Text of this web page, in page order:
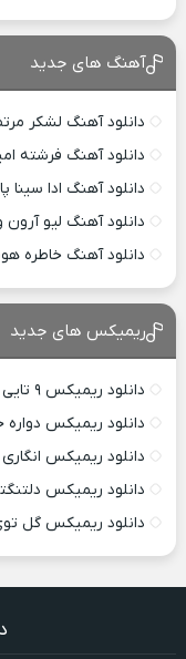
آهنگ های جدید
دانلود آهنگ لشکر
دانلود آهنگ فرشته
دانلود آهنگ ادا سینا
دانلود آهنگ لیو آرون
دانلود آهنگ خاطره
ریمیکس های جدید
دانلود ریمیکس ۹ تایی علیرضا اسپید
دانلود ریمیکس
دانلود ریمیکس
دانلود ریمیکس
دانلود ریمیکس گل